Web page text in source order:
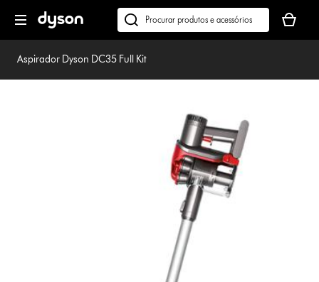
seguinte
Pesquisar
em
dyson.pt
seu
cesto
Aspirador Dyson DC35 Full Kit